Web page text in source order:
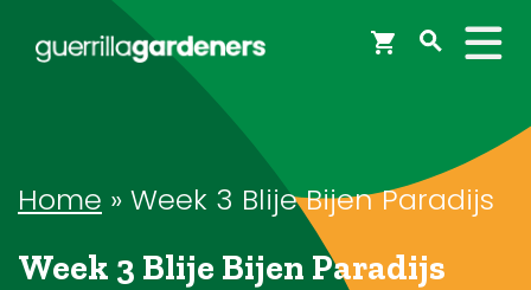
Webshop
Workshops
Tips & Inspiratie
Home » Week 3 Blije Bijen Paradijs
Week 3 Blije Bijen Paradijs